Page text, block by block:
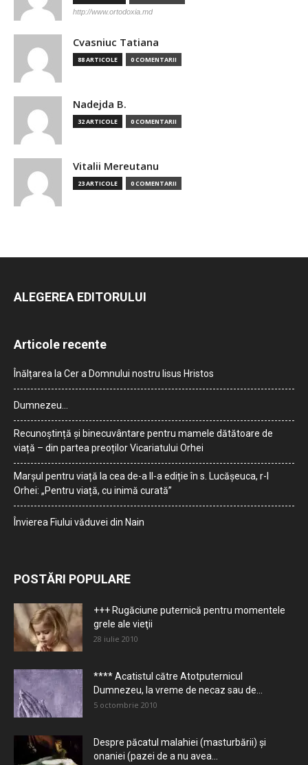
http://www.ortodoxia.md
Cvasniuc Tatiana
88 ARTICOLE 0 COMENTARII
Nadejda B.
32 ARTICOLE 0 COMENTARII
Vitalii Mereutanu
23 ARTICOLE 0 COMENTARII
ALEGEREA EDITORULUI
Articole recente
Înălțarea la Cer a Domnului nostru Iisus Hristos
Dumnezeu…
Recunoștință și binecuvântare pentru mamele dătătoare de
viață – din partea preoților Vicariatului Orhei
Marșul pentru viață la cea de-a II-a ediție în s. Lucășeuca, r-l
Orhei: „Pentru viață, cu inimă curată”
Învierea Fiului văduvei din Nain
POSTĂRI POPULARE
+++ Rugăciune puternică pentru momentele
grele ale vieţii
28 iulie 2010
**** Acatistul către Atotputernicul
Dumnezeu, la vreme de necaz sau de...
5 octombrie 2010
Despre păcatul malahiei (masturbării) şi
onaniei (pazei de a nu avea...